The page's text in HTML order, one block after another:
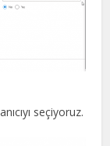
seçiyoruz.